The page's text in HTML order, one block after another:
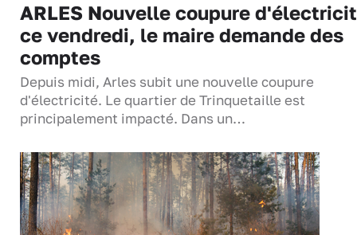
ARLES Nouvelle coupure
ce vendredi, le maire demande des
comptes
Depuis midi, Arles subit une nouvelle coupure
d'électricité. Le quartier de Trinquetaille est
principalement impacté. Dans un…